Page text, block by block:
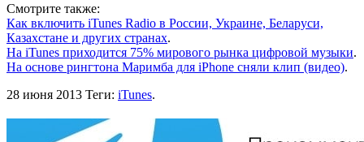
Смотрите также:
Как включить iTunes Radio в России, Украине, Беларуси,
Казахстане и других странах.
На iTunes приходится 75% мирового рынка цифровой музыки.
На основе рингтона Маримба для iPhone сняли клип (видео).
28 июня 2013 Теги: iTunes.